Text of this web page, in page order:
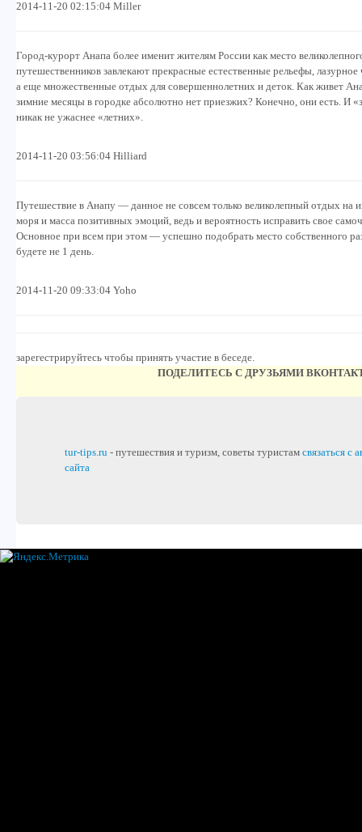
2014-11-20 02:15:04 Miller
Город-курорт Анапа более именит жителям России как место
путешественников завлекают прекрасные естественные рельефы,
а еще множественные отдых для совершеннолетних и деток. Как живет
зимние месяцы в городке абсолютно нет приезжих? Конечно, они есть. И
никак не ужаснее «летних».
2014-11-20 03:56:04 Hilliard
Путешествие в Анапу — данное не совсем только великолепный отдых на
моря и масса позитивных эмоций, ведь и вероятность исправить свое
Основное при всем при этом — успешно подобрать место собственного
будете не 1 день.
2014-11-20 09:33:04 Yoho
зарегестрируйтесь чтобы принять участие в беседе.
ПОДЕЛИТЕСЬ С ДРУЗЬЯМИ
tur-tips.ru - путешествия и туризм, советы туристам связаться с
сайта